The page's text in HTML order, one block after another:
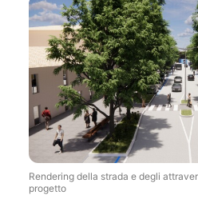
Rendering della strada e degli
progetto